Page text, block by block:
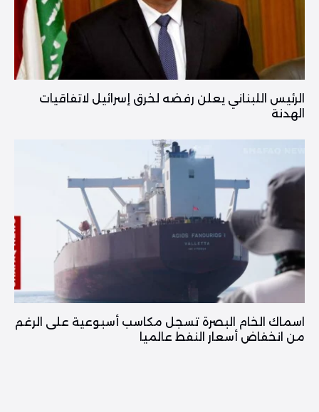
الرئيس اللبناني يعلن رفضه لخرق إسرائيل لاتفاقيات
الهدنة
اسماك الخام البصرة تسجل مكاسب أسبوعية على الرغم
من انخفاض أسعار النفط عالميا